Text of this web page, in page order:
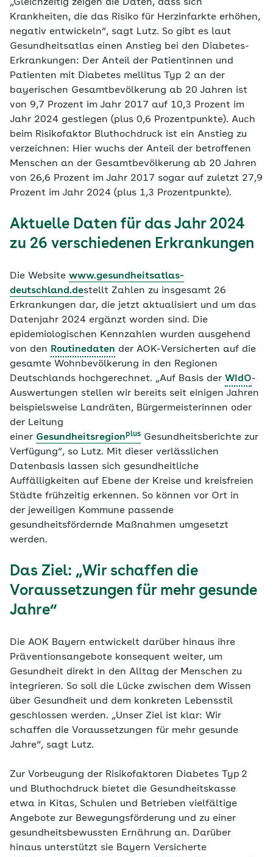
„Gleichzeitig zeigen die Daten, dass sich
Krankheiten, die das Risiko für Herzinfarkte erhöhen,
negativ entwickeln“, sagt Lutz. So gibt es laut
Gesundheitsatlas einen Anstieg bei den Diabetes-
Erkrankungen: Der Anteil der Patientinnen und
Patienten mit Diabetes mellitus Typ 2 an der
bayerischen Gesamtbevölkerung ab 20 Jahren ist
von 9,7 Prozent im Jahr 2017 auf 10,3 Prozent im
Jahr 2024 gestiegen (plus 0,6 Prozentpunkte). Auch
beim Risikofaktor Bluthochdruck ist ein Anstieg zu
verzeichnen: Hier wuchs der Anteil der betroffenen
Menschen an der Gesamtbevölkerung ab 20 Jahren
von 26,6 Prozent im Jahr 2017 sogar auf zuletzt 27,9
Prozent im Jahr 2024 (plus 1,3 Prozentpunkte).
Aktuelle Daten für das Jahr 2024
zu 26 verschiedenen Erkrankungen
Die Website www.gesundheitsatlas-
deutschland.destellt Zahlen zu insgesamt 26
Erkrankungen dar, die jetzt aktualisiert und um das
Datenjahr 2024 ergänzt worden sind. Die
epidemiologischen Kennzahlen wurden ausgehend
von den Routinedaten der AOK-Versicherten auf die
gesamte Wohnbevölkerung in den Regionen
Deutschlands hochgerechnet. „Auf Basis der WIdO-
Auswertungen stellen wir bereits seit einigen Jahren
beispielsweise Landräten, Bürgermeisterinnen oder
der Leitung
einer Gesundheitsregionplus Gesundheitsberichte zur
Verfügung“, so Lutz. Mit dieser verlässlichen
Datenbasis lassen sich gesundheitliche
Auffälligkeiten auf Ebene der Kreise und kreisfreien
Städte frühzeitig erkennen. So können vor Ort in
der jeweiligen Kommune passende
gesundheitsfördernde Maßnahmen umgesetzt
werden.
Das Ziel: „Wir schaffen die
Voraussetzungen für mehr gesunde
Jahre“
Die AOK Bayern entwickelt darüber hinaus ihre
Präventionsangebote konsequent weiter, um
Gesundheit direkt in den Alltag der Menschen zu
integrieren. So soll die Lücke zwischen dem Wissen
über Gesundheit und dem konkreten Lebensstil
geschlossen werden. „Unser Ziel ist klar: Wir
schaffen die Voraussetzungen für mehr gesunde
Jahre“, sagt Lutz.
Zur Vorbeugung der Risikofaktoren Diabetes Typ 2
und Bluthochdruck bietet die Gesundheitskasse
etwa in Kitas, Schulen und Betrieben vielfältige
Angebote zur Bewegungsförderung und zu einer
gesundheitsbewussten Ernährung an. Darüber
hinaus unterstützt sie Bayern Versicherte